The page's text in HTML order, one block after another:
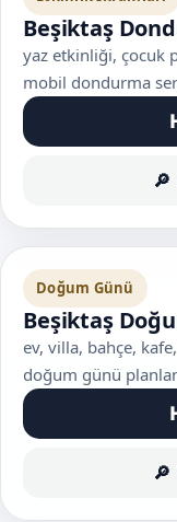
Beşiktaş
yaz etkinliği, çocuk
mobil dondurma
Doğum Günü
Beşiktaş
ev, villa, bahçe,
doğum günü